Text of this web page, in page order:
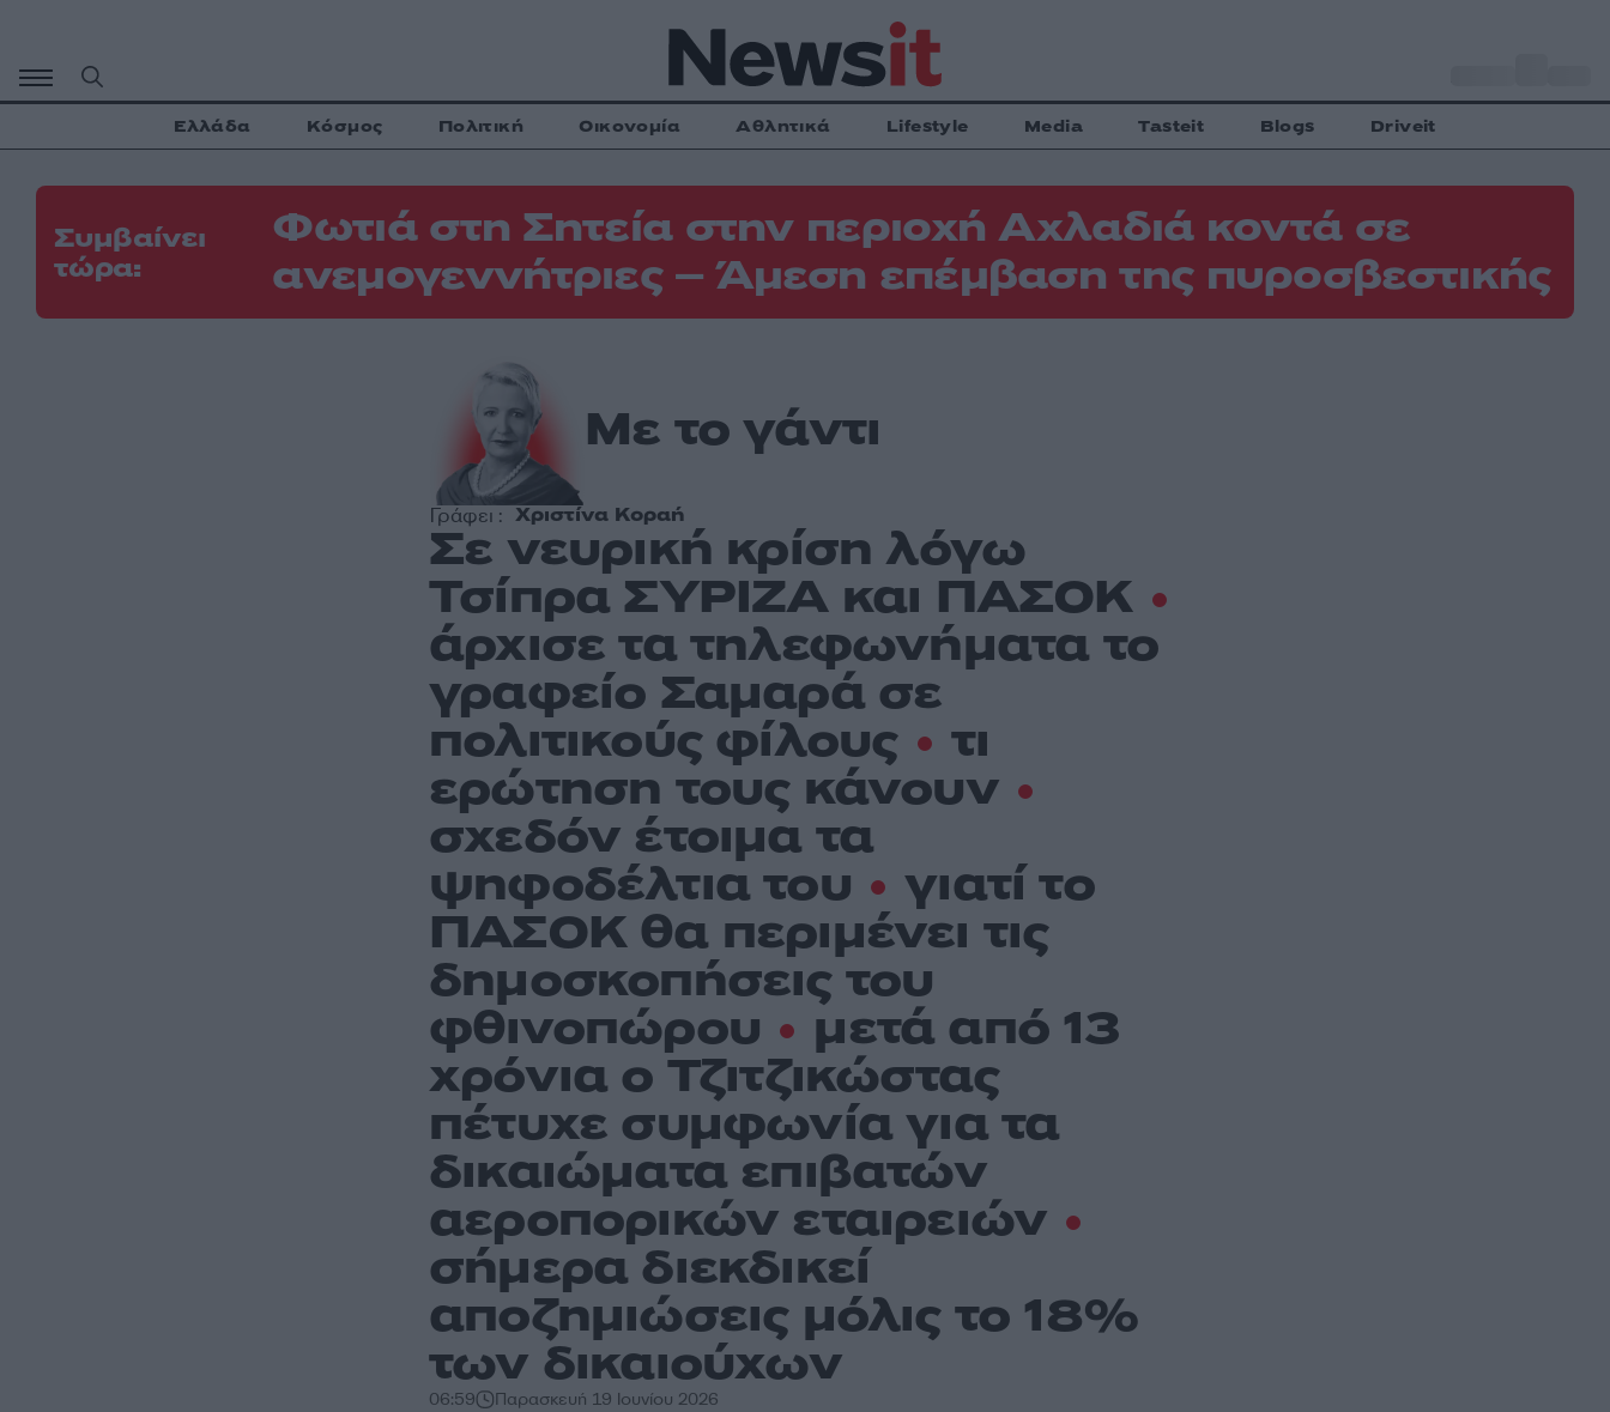
περιεχόμενο
Ελλάδα Κόσμος Πολιτική Οικονομία Αθλητικά Lifestyle Media Tasteit Blogs Driveit
Συμβαίνει
τώρα:
Φωτιά στη Σητεία στην περιοχή Αχλαδιά κοντά σε
ανεμογεννήτριες – Άμεση επέμβαση της πυροσβεστικής
Με το γάντι
Γράφει : Χριστίνα Κοραή
Σε νευρική κρίση λόγω
Τσίπρα ΣΥΡΙΖΑ και ΠΑΣΟΚ
άρχισε τα τηλεφωνήματα το
γραφείο Σαμαρά σε
πολιτικούς φίλους τι
ερώτηση τους κάνουν
σχεδόν έτοιμα τα
ψηφοδέλτια του γιατί το
ΠΑΣΟΚ θα περιμένει τις
δημοσκοπήσεις του
φθινοπώρου μετά από 13
χρόνια ο Τζιτζικώστας
πέτυχε συμφωνία για τα
δικαιώματα επιβατών
αεροπορικών εταιρειών
σήμερα διεκδικεί
αποζημιώσεις μόλις το 18%
των δικαιούχων
06:59 Παρασκευή 19 Ιουνίου 2026